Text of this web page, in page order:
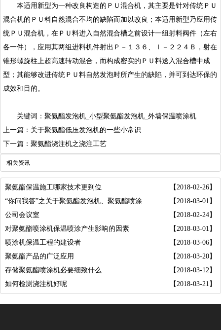
本适用新型为一种改良构造的ＰＵ混合机，其主要是针对传统ＰＵ
混合机的ＰＵ料自然混合不均的缺陷而加以改良；本适用新型乃应用传
统ＰＵ混合机，在ＰＵ料进入自然混合槽之前设计一组射料阀件（左右
各一件），应用其两组进料机件射出Ｐ－１３６、Ｉ－２２４Ｂ，射在
锥形螺旋柱上超高速转动混合，而构成密实的ＰＵ料送入混合槽中成
型；其能够改进传统ＰＵ料自然发泡时所产生的缺陷，并可到达环保的
成效和目的。
关键词： 聚氨酯发泡机 _小型聚氨酯发泡机_外墙保温喷涂机
上一篇：关于聚氨酯低压发泡机的一些小常识
下一篇：聚氨酯浇注机之浇注工艺
相关资讯
聚氨酯保温施工哪家技术更到位
【2018-02-26】
“你问我答”之关于聚氨酯发泡机、聚氨酯喷涂
【2018-03-01】
公司会议室
【2018-02-24】
对聚氨酯喷涂机保温喷涂产生影响的因素
【2018-03-01】
喷涂机保温工程的建设者
【2018-03-06】
聚氨酯产品的广泛应用
【2018-03-20】
存储聚氨酯喷涂机必要细致什么
【2018-03-12】
如何检测浇注机好呢
【2018-03-21】